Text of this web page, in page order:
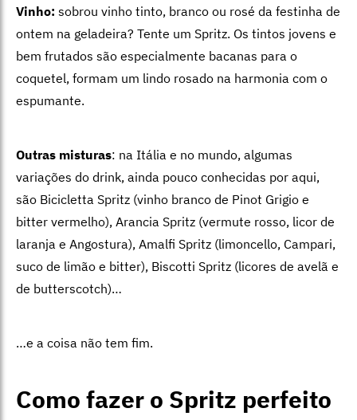
Vinho: sobrou vinho tinto, branco ou rosé da festinha de
ontem na geladeira? Tente um Spritz. Os tintos jovens e
bem frutados são especialmente bacanas para o
coquetel, formam um lindo rosado na harmonia com o
espumante.
Outras misturas: na Itália e no mundo, algumas
variações do drink, ainda pouco conhecidas por aqui,
são Bicicletta Spritz (vinho branco de Pinot Grigio e
bitter vermelho), Arancia Spritz (vermute rosso, licor de
laranja e Angostura), Amalfi Spritz (limoncello, Campari,
suco de limão e bitter), Biscotti Spritz (licores de avelã e
de butterscotch)…
…e a coisa não tem fim.
Como fazer o Spritz perfeito